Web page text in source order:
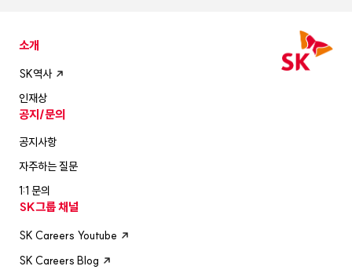
소개
SK역사
인재상
공지/문의
공지사항
자주하는 질문
1:1 문의
SK그룹 채널
SK Careers Youtube
SK Careers Blog